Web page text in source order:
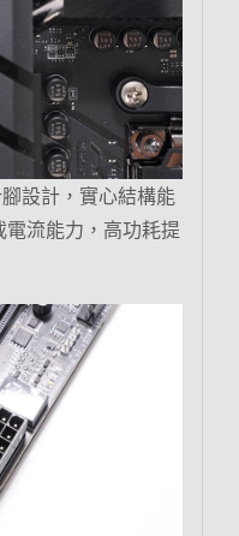
設計，實心結構能
流能力，高功耗提